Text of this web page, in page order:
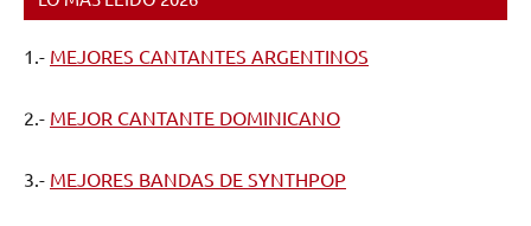
1.- MEJORES CANTANTES ARGENTINOS
2.- MEJOR CANTANTE DOMINICANO
3.- MEJORES BANDAS DE SYNTHPOP